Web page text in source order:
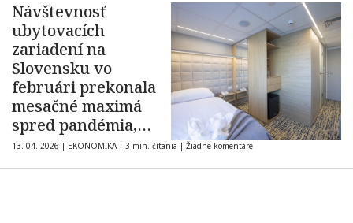
Návštevnosť
ubytovacích
zariadení na
Slovensku vo
februári prekonala
mesačné maximá
spred pandémia,
pomohli zahraniční
turisti
13. 04. 2026 | EKONOMIKA | 3 min. čítania | Žiadne komentáre